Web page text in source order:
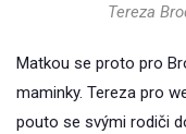
Tereza
Matkou se proto pro
maminky. Tereza pro
pouto se svými rodiči